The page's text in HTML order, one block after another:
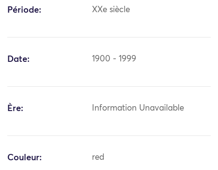
Période: XXe siècle
Date: 1900 - 1999
Ère: Information Unavailable
Couleur: red